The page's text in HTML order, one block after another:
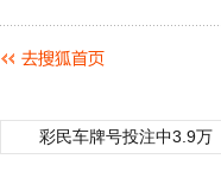
彩民车牌号投注中3.9万